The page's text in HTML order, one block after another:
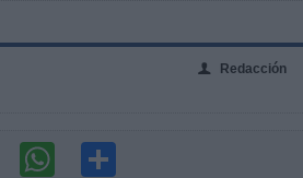
👤 Redacción